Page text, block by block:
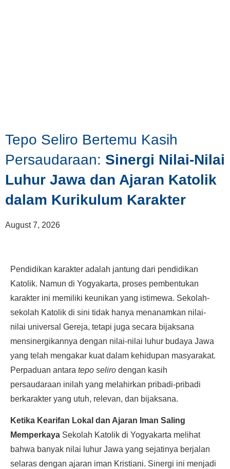
Tepo Seliro Bertemu Kasih
Persaudaraan: Sinergi Nilai-Nilai
Luhur Jawa dan Ajaran Katolik
dalam Kurikulum Karakter
August 7, 2026
Pendidikan karakter adalah jantung dari pendidikan
Katolik. Namun di Yogyakarta, proses pembentukan
karakter ini memiliki keunikan yang istimewa. Sekolah-
sekolah Katolik di sini tidak hanya menanamkan nilai-
nilai universal Gereja, tetapi juga secara bijaksana
mensinergikannya dengan nilai-nilai luhur budaya Jawa
yang telah mengakar kuat dalam kehidupan masyarakat.
Perpaduan antara tepo seliro dengan kasih
persaudaraan inilah yang melahirkan pribadi-pribadi
berkarakter yang utuh, relevan, dan bijaksana.
Ketika Kearifan Lokal dan Ajaran Iman Saling
Memperkaya Sekolah Katolik di Yogyakarta melihat
bahwa banyak nilai luhur Jawa yang sejatinya berjalan
selaras dengan ajaran iman Kristiani. Sinergi ini menjadi